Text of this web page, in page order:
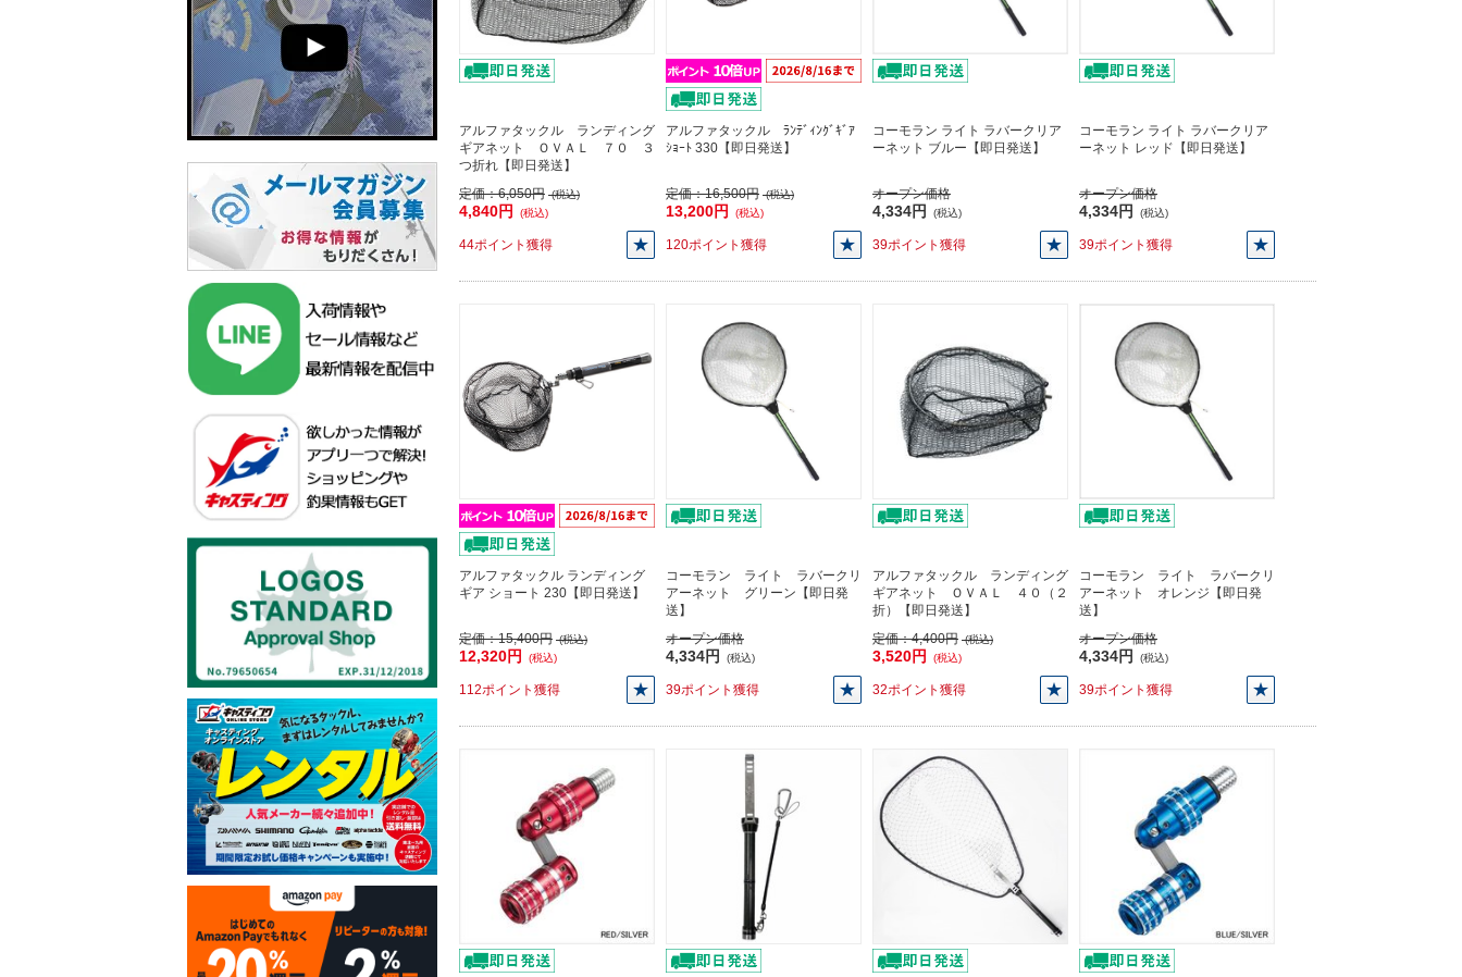
アルファタックル ランディング
ギアネット ＯＶＡＬ ７０ ３
つ折れ【即日発送】
定価：6,050円 (税込)
4,840円 (税込)
44ポイント獲得
アルファタックル ﾗﾝﾃﾞｨﾝｸﾞｷﾞｱ
ｼｮｰﾄ 330【即日発送】
定価：16,500円 (税込)
13,200円 (税込)
120ポイント獲得
コーモラン ライト ラバークリア
ーネット ブルー【即日発送】
オープン価格
4,334円 (税込)
39ポイント獲得
コーモラン ライト ラバークリア
ーネット レッド【即日発送】
オープン価格
4,334円 (税込)
39ポイント獲得
アルファタックル ランディング
ギア ショート 230【即日発送】
定価：15,400円 (税込)
12,320円 (税込)
112ポイント獲得
コーモラン ライト ラバークリ
アーネット グリーン【即日発
送】
オープン価格
4,334円 (税込)
39ポイント獲得
アルファタックル ランディング
ギアネット ＯＶＡＬ ４０（２
折）【即日発送】
定価：4,400円 (税込)
3,520円 (税込)
32ポイント獲得
コーモラン ライト ラバークリ
アーネット オレンジ【即日発
送】
オープン価格
4,334円 (税込)
39ポイント獲得